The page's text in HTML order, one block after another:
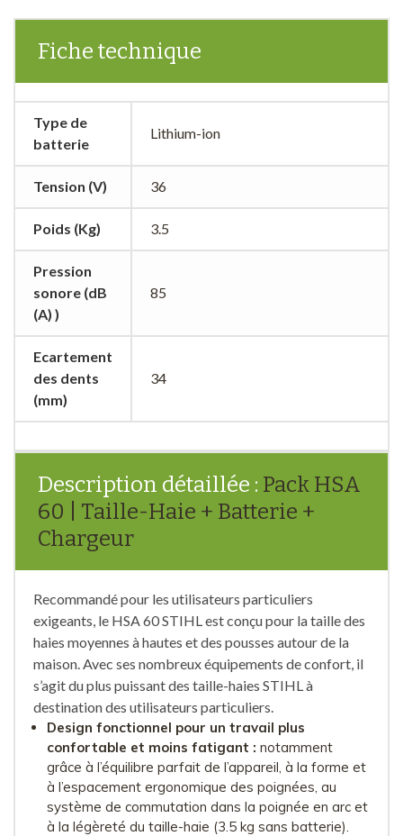
Fiche technique
Type de
batterie
Lithium-ion
Tension (V) 36
Poids (Kg) 3.5
Pression
sonore (dB
(A) )
85
Ecartement
des dents
(mm)
34
Description détaillée : Pack HSA
60 | Taille-Haie + Batterie +
Chargeur
Recommandé pour les utilisateurs particuliers
exigeants, le HSA 60 STIHL est conçu pour la taille des
haies moyennes à hautes et des pousses autour de la
maison. Avec ses nombreux équipements de confort, il
s’agit du plus puissant des taille-haies STIHL à
destination des utilisateurs particuliers.
Design fonctionnel pour un travail plus
confortable et moins fatigant : notamment
grâce à l’équilibre parfait de l’appareil, à la forme et
à l’espacement ergonomique des poignées, au
système de commutation dans la poignée en arc et
à la légèreté du taille-haie (3.5 kg sans batterie).